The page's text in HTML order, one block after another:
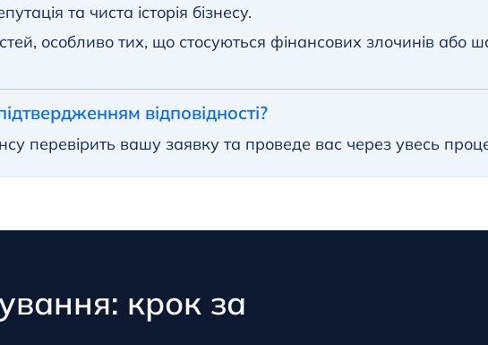
та чиста історія бізнесу.
особливо тих, що стосуються фінансових злочинів або
відповідності?
перевірить вашу заявку та проведе вас через увесь
крок за